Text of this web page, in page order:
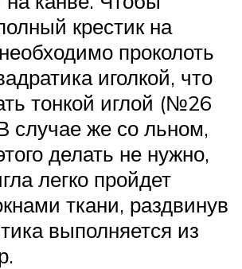
крестик на
проколоть
иголкой, что
тонкой иглой (№26
же со льном,
делать не нужно,
легко пройдет
ткани, раздвинув
выполняется из